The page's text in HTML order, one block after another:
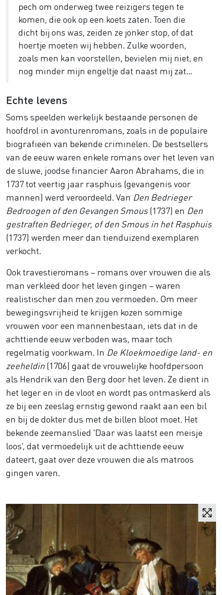
pech om onderweg twee reizigers tegen te
komen, die ook op een koets zaten. Toen die
dicht bij ons was, zeiden ze jonker stop, of dat
hoertje moeten wij hebben. Zulke woorden,
zoals men kan voorstellen, bevielen mij niet, en
nog minder mijn engeltje dat naast mij zat...
Echte levens
Soms speelden werkelijk bestaande personen de
hoofdrol in avonturenromans, zoals in de populaire
biografieën van bekende criminelen. De bestsellers
van de eeuw waren enkele romans over het leven van
de sluwe, joodse financier Aaron Abrahams, die in
1737 tot veertig jaar rasphuis (gevangenis voor
mannen) werd veroordeeld. Van Den Bedrieger
Bedroogen of den Gevangen Smous(1737) en Den
gestraften Bedrieger, of den Smous in het Rasphuis
(1737) werden meer dan tienduizend exemplaren
verkocht.
Ook travestieromans – romans over vrouwen die als
man verkleed door het leven gingen – waren
realistischer dan men zou vermoeden. Om meer
bewegingsvrijheid te krijgen kozen sommige
vrouwen voor een mannenbestaan, iets dat in de
achttiende eeuw verboden was, maar toch
regelmatig voorkwam. In De Kloekmoedige land- en
zeeheldin(1706) gaat de vrouwelijke hoofdpersoon
als Hendrik van den Berg door het leven. Ze dient in
het leger en in de vloot en wordt pas ontmaskerd als
ze bij een zeeslag ernstig gewond raakt aan een bil
en bij de dokter dus met de billen bloot moet. Het
bekende zeemanslied ‘Daar was laatst een meisje
loos’, dat vermoedelijk uit de achttiende eeuw
dateert, gaat over deze vrouwen die als matroos
gingen varen.